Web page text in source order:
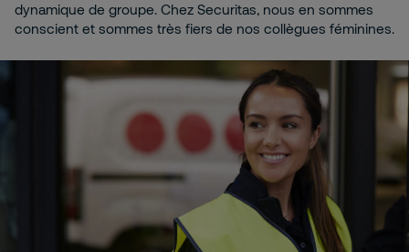
dynamique de groupe. Chez Securitas, nous en sommes
conscient et sommes très fiers de nos collègues féminines.